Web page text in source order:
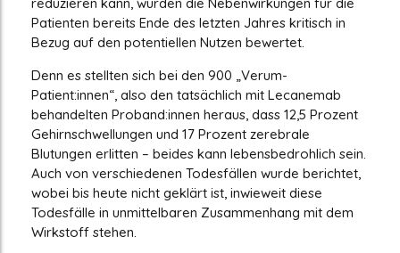
Patienten bereits Ende des letzten Jahres kritisch in
Bezug auf den potentiellen Nutzen bewertet.
Denn es stellten sich bei den 900 „Verum-
Patient:innen“, also den tatsächlich mit Lecanemab
behandelten Proband:innen heraus, dass 12,5 Prozent
Gehirnschwellungen und 17 Prozent zerebrale
Blutungen erlitten – beides kann lebensbedrohlich sein.
Auch von verschiedenen Todesfällen wurde berichtet,
wobei bis heute nicht geklärt ist, inwieweit diese
Todesfälle in unmittelbaren Zusammenhang mit dem
Wirkstoff stehen.